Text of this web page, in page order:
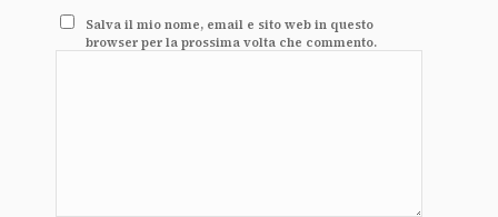
Salva il mio nome, email e sito web in questo
browser per la prossima volta che commento.